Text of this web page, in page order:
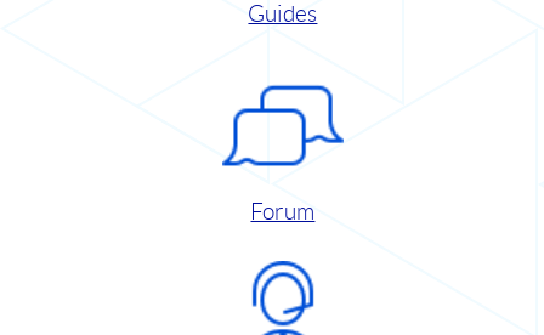
Guides
Forum